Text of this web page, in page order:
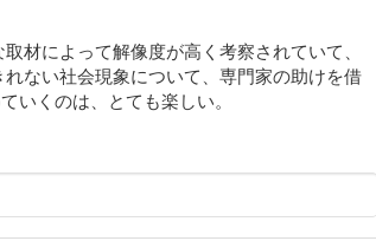
材によって解像度が高く考察されていて、
ない社会現象について、専門家の助けを借
いくのは、とても楽しい。